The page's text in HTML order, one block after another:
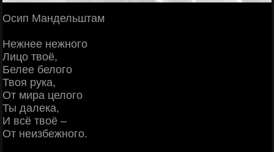
Осип Мандельштам
Нежнее нежного
Лицо твоё,
Белее белого
Твоя рука,
От мира целого
Ты далека,
И всё твоё –
От неизбежного.